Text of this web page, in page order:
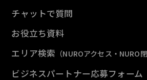
チャットで質問
お役立ち資料
エリア検索 （NUROアクセス・NURO
ビジネスパートナー応募フォーム